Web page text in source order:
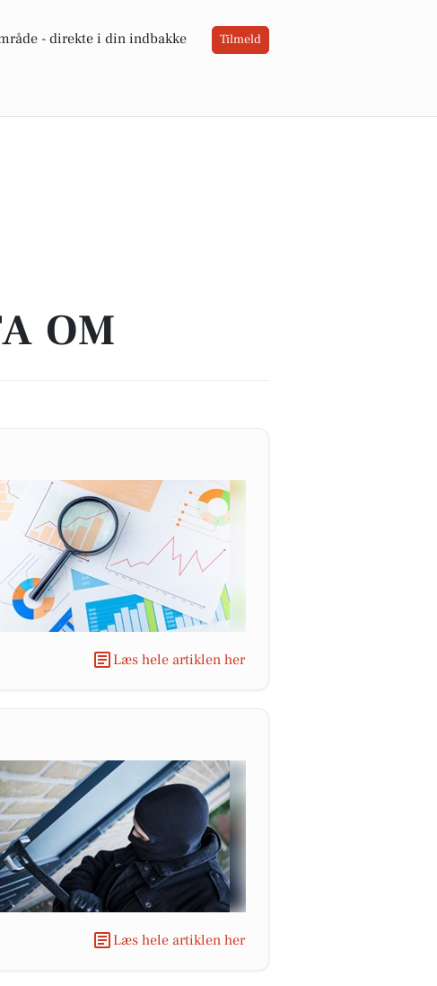
- direkte i din indbakke Tilmeld
OM
Læs hele artiklen her
Læs hele artiklen her